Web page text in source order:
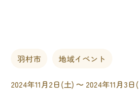
羽村市 地域イベント
2024年11月2日(土) 〜 2024年11月3日